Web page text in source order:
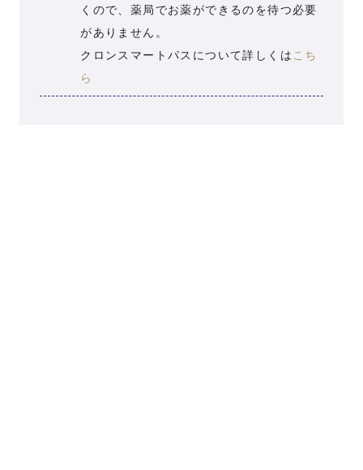
くので、薬局でお薬ができるのを待つ必要
がありません。
クロンスマートパスについて詳しくは こち
ら